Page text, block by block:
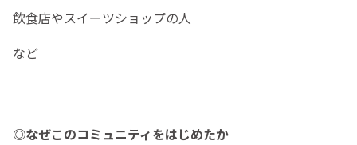
飲食店やスイーツショップの人
など
◎なぜこのコミュニティをはじめたか